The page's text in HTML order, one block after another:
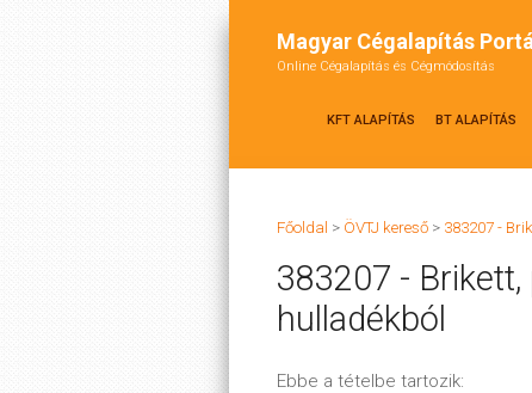
Magyar Cégalapítás Portál
Online Cégalapítás és Cégmódosítás
KFT ALAPÍTÁS BT ALAPÍTÁS
Főoldal > ÖVTJ kereső > 383207 -
383207 -
hulladékból
Ebbe a tételbe tartozik: